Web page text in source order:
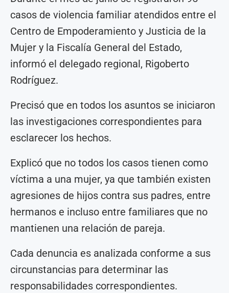
casos de violencia familiar atendidos entre el
Centro de Empoderamiento y Justicia de la
Mujer y la Fiscalía General del Estado,
informó el delegado regional, Rigoberto
Rodríguez.
Precisó que en todos los asuntos se iniciaron
las investigaciones correspondientes para
esclarecer los hechos.
Explicó que no todos los casos tienen como
víctima a una mujer, ya que también existen
agresiones de hijos contra sus padres, entre
hermanos e incluso entre familiares que no
mantienen una relación de pareja.
Cada denuncia es analizada conforme a sus
circunstancias para determinar las
responsabilidades correspondientes.